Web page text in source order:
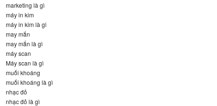
marketing là gì
máy in kim
máy in kim là gì
may mắn
may mắn là gì
máy scan
Máy scan là gì
muối khoáng
muối khoáng là gì
nhạc đỏ
nhạc đỏ là gì